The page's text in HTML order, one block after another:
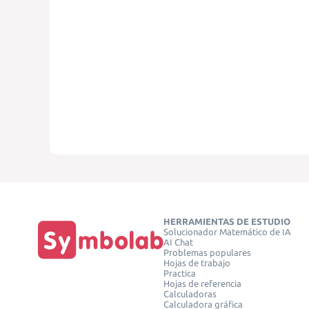
HERRAMIENTAS DE ESTUDIO
Solucionador Matemático de IA
AI Chat
Problemas populares
Hojas de trabajo
Practica
Hojas de referencia
Calculadoras
Calculadora gráfica